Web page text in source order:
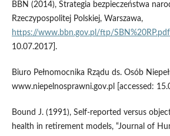
BBN (2014), Strategia bezpieczeństwa
Rzeczypospolitej Polskiej, Warszawa,
https://www.bbn.gov.pl/ftp/SBN%20RP.pdf
10.07.2017].
Biuro Pełnomocnika Rządu ds. Osób
www.niepelnosprawni.gov.pl [accessed:
Bound J. (1991), Self‑reported versus
health in retirement models, “Journal of